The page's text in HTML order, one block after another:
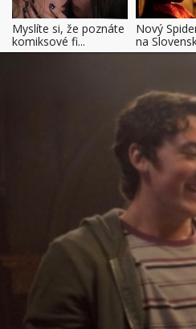
Myslíte si, že poznáte
komiksové fi...
Nový
na